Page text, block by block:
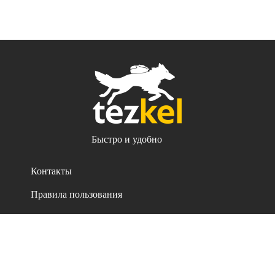
Быстро и удобно
Контакты
Правила пользования
Политика конфиденциальности